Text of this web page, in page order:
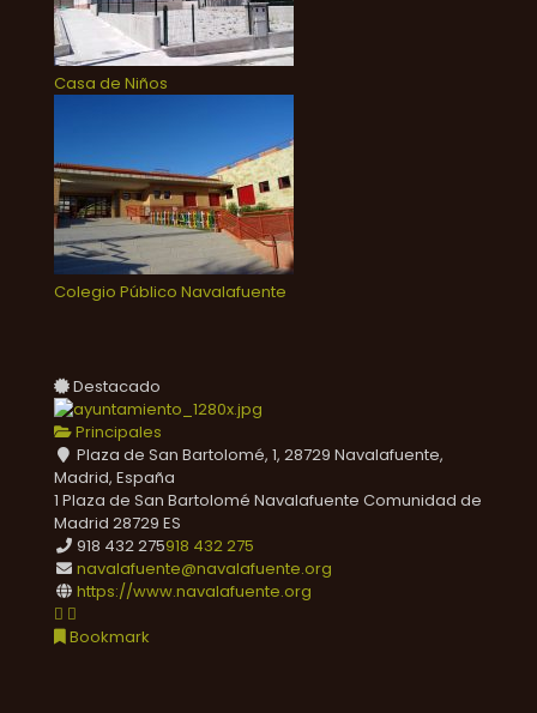
Casa de Niños
Colegio Público Navalafuente
Destacado
Principales
Plaza de San Bartolomé, 1, 28729 Navalafuente,
Madrid, España
1 Plaza de San Bartolomé Navalafuente Comunidad de
Madrid 28729 ES
918 432 275918 432 275
navalafuente@navalafuente.org
https://www.navalafuente.org
Bookmark